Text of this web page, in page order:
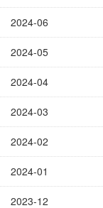
2024-06
2024-05
2024-04
2024-03
2024-02
2024-01
2023-12